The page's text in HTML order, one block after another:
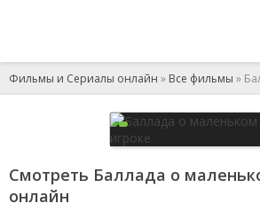
Фильмы и Сериалы онлайн » Все фильмы »
Смотреть Баллада о
онлайн